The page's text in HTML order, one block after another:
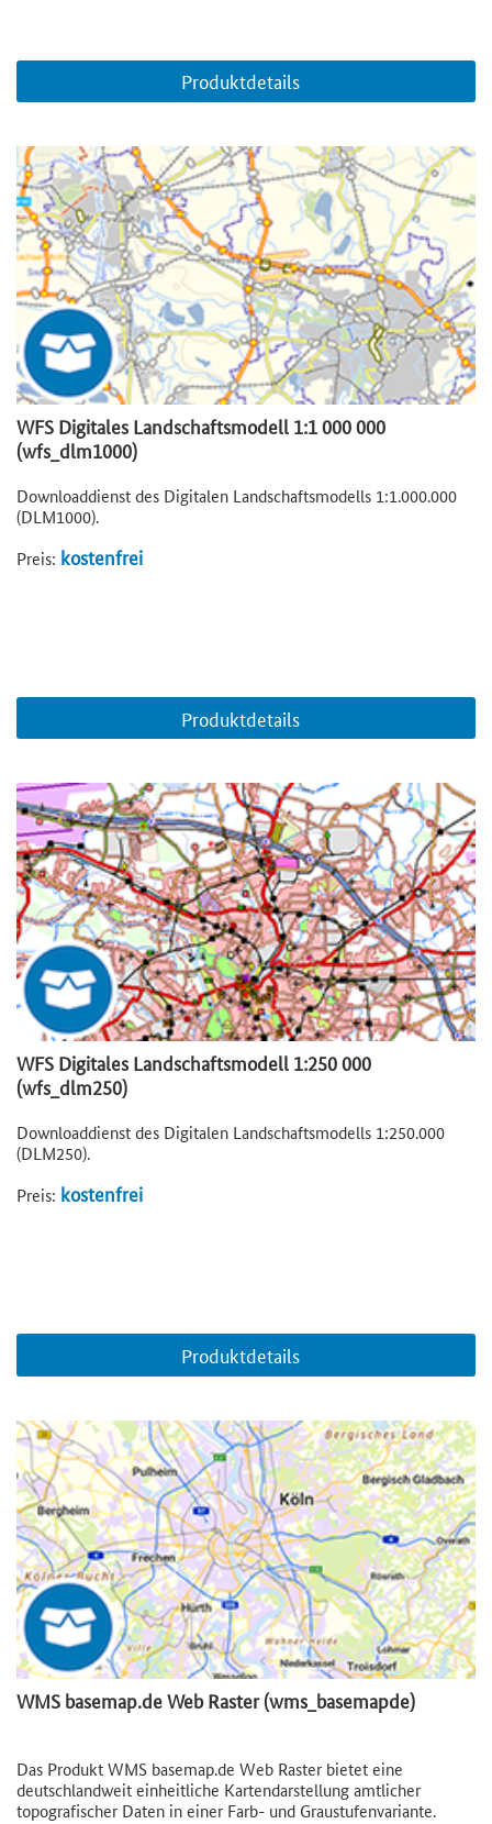
Produktdetails
WFS Digitales Landschaftsmodell 1:1 000 000
(wfs_dlm1000)
Downloaddienst des Digitalen Landschaftsmodells 1:1.000.000
(DLM1000).
Preis: kostenfrei
Produktdetails
WFS Digitales Landschaftsmodell 1:250 000
(wfs_dlm250)
Downloaddienst des Digitalen Landschaftsmodells 1:250.000
(DLM250).
Preis: kostenfrei
Produktdetails
WMS basemap.de Web Raster (wms_basemapde)
Das Produkt WMS basemap.de Web Raster bietet eine
deutschlandweit einheitliche Kartendarstellung amtlicher
topografischer Daten in einer Farb- und Graustufenvariante.